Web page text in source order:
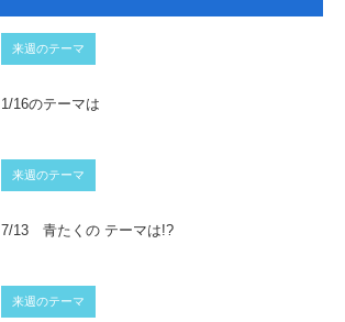
来週のテーマ
1/16のテーマは
来週のテーマ
7/13 青たくの テーマは!?
来週のテーマ